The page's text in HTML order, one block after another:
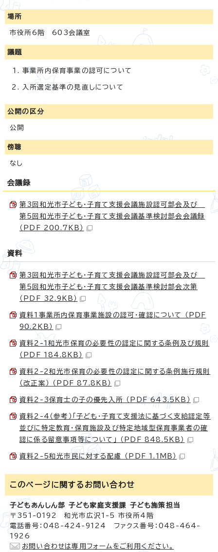
場所
市役所6階 603会議室
議題
事業所内保育事業の認可について
入所選定基準の見直しについて
公開の区分
公開
傍聴
なし
会議録
第3回和光市子ども・子育て支援会議施設認可部会及び
第5回和光市子ども・子育て支援会議基準検討部会会議録
（PDF 200.7KB）
資料
第3回和光市子ども・子育て支援会議施設認可部会及び
第5回和光市子ども・子育て支援会議基準検討部会次第
（PDF 32.9KB）
資料1事業所内保育事業施設の認可・確認について （PDF
90.2KB）
資料2-1和光市保育の必要性の認定に関する条例及び規則
（PDF 184.8KB）
資料2-2和光市保育の必要性の認定に関する条例施行規則
（改正案） （PDF 87.8KB）
資料2-3保育士の子の優先入所 （PDF 643.5KB）
資料2-4（参考）「子ども・子育て支援法に基づく支給認定等
並びに特定教育・保育施設及び特定地域型保育事業者の確
認に係る留意事項等について」 （PDF 848.5KB）
資料2-5和光市民に対する配慮 （PDF 1.1MB）
このページに関する お問い合わせ
子どもあんしん部 子ども家庭支援課 子ども施策担当
〒351-0192 和光市広沢1-5 市役所4階
電話番号：048-424-9124 ファクス番号：048-464-
1926
お問い合わせは専用フォームをご利用ください。